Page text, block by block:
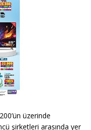
üzerinde
şirketleri arasında yer